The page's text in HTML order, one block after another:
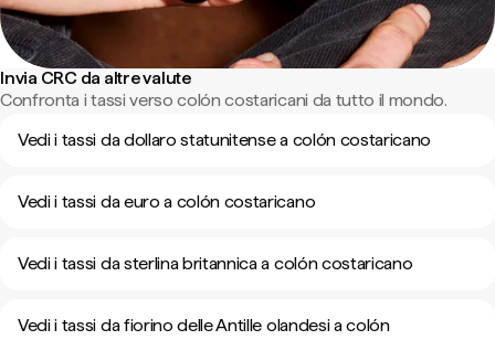
Invia CRC da altre valute
Confronta i tassi verso colón costaricani da tutto il mondo.
Vedi i tassi da dollaro statunitense a colón costaricano
Vedi i tassi da euro a colón costaricano
Vedi i tassi da sterlina britannica a colón costaricano
Vedi i tassi da fiorino delle Antille olandesi a colón